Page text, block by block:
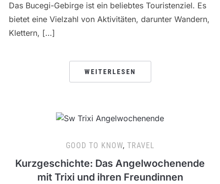
Das Bucegi-Gebirge ist ein beliebtes Touristenziel. Es
bietet eine Vielzahl von Aktivitäten, darunter Wandern,
Klettern, […]
WEITERLESEN
GOOD TO KNOW, TRAVEL
Kurzgeschichte: Das Angelwochenende
mit Trixi und ihren Freundinnen